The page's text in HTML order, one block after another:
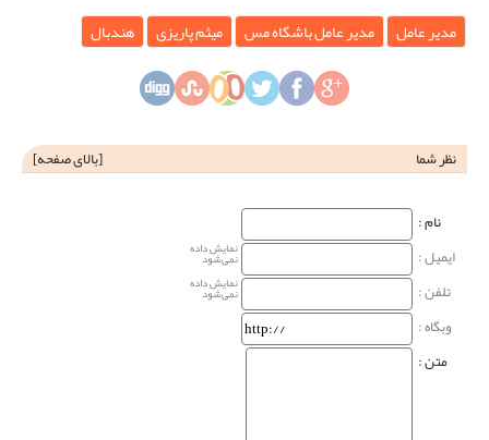
مدیر عامل مدیر عامل باشگاه مس میثم پاریزی هندبال
نظر شما [بالای صفحه]
نام‌ :
ایمیل :
نمایش داده
نمی‌شود
تلفن : نمایش داده
نمی‌شود
وبگاه‌ :
متن :